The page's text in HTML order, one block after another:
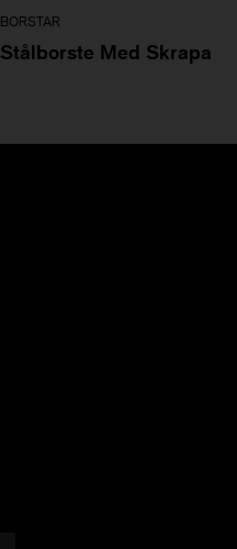
BORSTAR
Stålborste Med Skrapa